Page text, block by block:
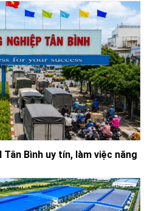
Bình uy tín, làm việc năng